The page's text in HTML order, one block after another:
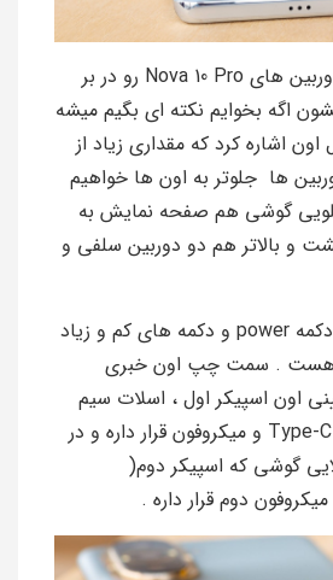
قسمت پشتی اون دوربین های Nova 10 Pro رو در بر
اگه بخوایم نکته ای بگیم میشه
اشاره کرد که مقداری زیاد از
ها جلوتر به اون ها خواهیم
گوشی هم صفحه نمایش به
و بالاتر هم دو دوربین سلفی و
سمت راست گوشی دکمه power و دکمه های کم و زیاد
هست . سمت چپ اون خبری
اون اسپیکر اول ، اسلات سیم
کارت ، درگاه ورودی Type-C و میکروفون قرار داره و در
گوشی که اسپیکر دوم(
دوم قرار داره .